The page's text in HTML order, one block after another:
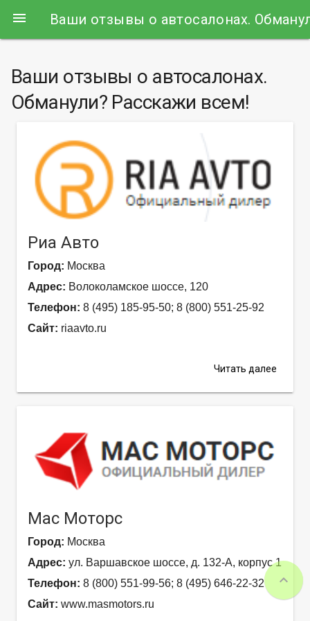
expand_less
menu Ваши отзывы о автосалонах.
Ваши отзывы о автосалонах.
Обманули? Расскажи всем!
Риа Авто
Город: Москва
Адрес: Волоколамское шоссе, 120
Телефон: 8 (495) 185-95-50; 8 (800) 551-25-92
Сайт: riaavto.ru
Читать далее
Мас Моторс
Город: Москва
Адрес: ул. Варшавское шоссе, д. 132-А, корпус 1
Телефон: 8 (800) 551-99-56; 8 (495) 646-22-32
Сайт: www.masmotors.ru